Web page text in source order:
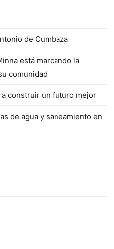
de Cumbaza
está marcando la
comunidad
construir un futuro mejor
de agua y saneamiento en